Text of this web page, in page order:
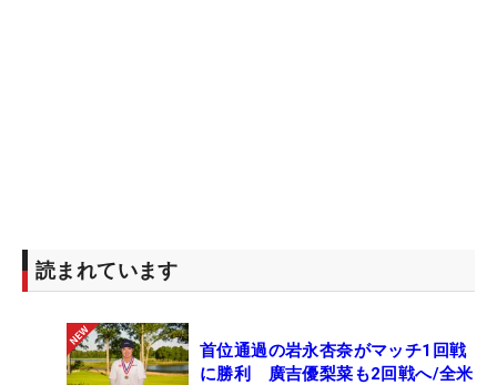
読まれています
首位通過の岩永杏奈がマッチ1回戦
に勝利 廣吉優梨菜も2回戦へ/全米